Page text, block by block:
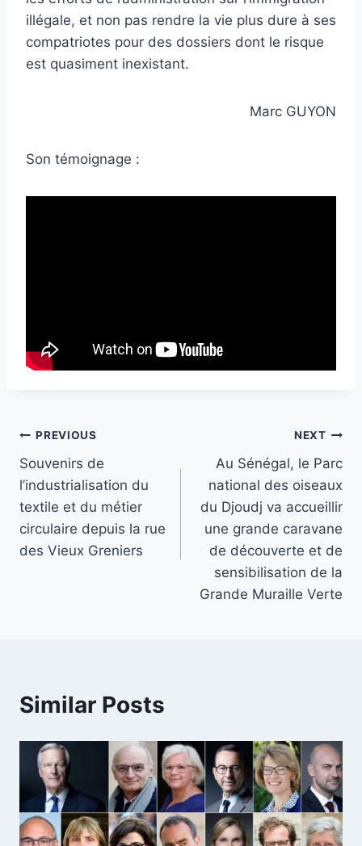
illégale, et non pas rendre la vie plus dure à ses
compatriotes pour des dossiers dont le risque
est quasiment inexistant.
Marc GUYON
Son témoignage :
Post
navigation
PREVIOUS
Souvenirs de
l’industrialisation du
textile et du métier
circulaire depuis la rue
des Vieux Greniers
NEXT
Au Sénégal, le Parc
national des oiseaux
du Djoudj va accueillir
une grande caravane
de découverte et de
sensibilisation de la
Grande Muraille Verte
Similar Posts